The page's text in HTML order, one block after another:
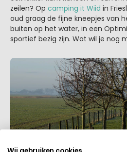
zeilen? Op camping it Wiid in
oud graag de fijne kneepjes van
buiten op het water, in een
sportief bezig zijn. Wat wil je nog